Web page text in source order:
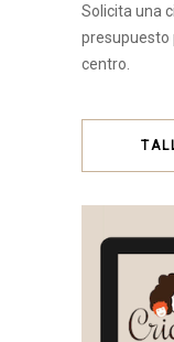
Solicita una
presupuesto
centro.